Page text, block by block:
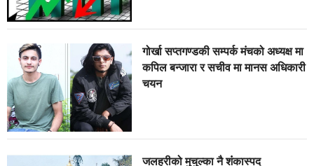
गोर्खा सप्तगण्डकी सम्पर्क मंचको अध्यक्ष मा
कपिल बन्जारा र सचीव मा मानस अधिकारी
चयन
जलहरीको मुचुल्का नै शंंकास्पद